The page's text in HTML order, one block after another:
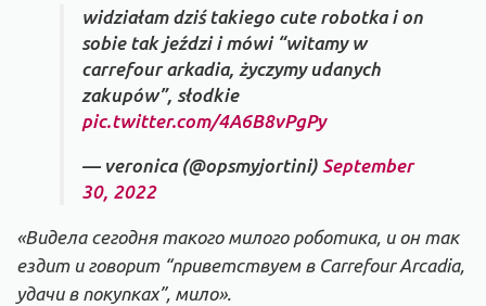
widziałam dziś takiego cute robotka i on
sobie tak jeździ i mówi “witamy w
carrefour arkadia, życzymy udanych
zakupów”, słodkie
pic.twitter.com/4A6B8vPgPy
— veronica (@opsmyjortini) September
30, 2022
«Видела сегодня такого милого роботика, и он так
ездит и говорит “приветствуем в Carrefour Arcadia,
удачи в покупках”, мило».